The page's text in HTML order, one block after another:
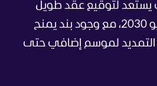
يستعد لتوقيع عقد طويل
الأمد يمتد حتى يونيو 2030، مع وجود بند يمنح
التمديد لموسم إضافي حتى